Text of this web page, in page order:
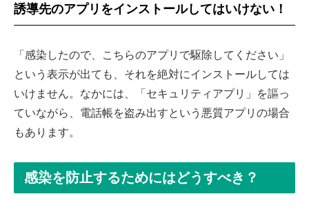
誘導先のアプリをインストールしてはいけない！
「感染したので、こちらのアプリで駆除してください」
という表示が出ても、それを絶対にインストールしては
いけません。なかには、「セキュリティアプリ」を謳っ
ていながら、電話帳を盗み出すという悪質アプリの場合
もあります。
感染を防止するためにはどうすべき？